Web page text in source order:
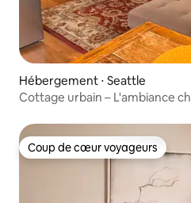
Hébergement ⋅ Seattle
Cottage urbain – L'ambiance
Coup de cœur voyageurs
Coup de cœur voyageurs